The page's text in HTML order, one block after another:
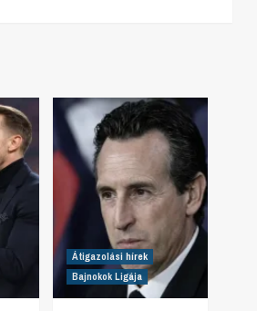
Átigazolási hírek
Bajnokok Ligája